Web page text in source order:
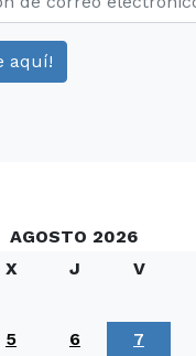
AGOSTO 2026
X J V
5 6 7